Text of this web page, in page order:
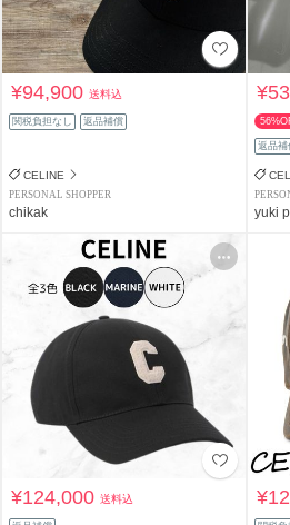
¥94,900送料込
関税負担なし 返品補償
CELINE
PERSONAL SHOPPER
chikak
返品補
yuki
¥124,000送料込